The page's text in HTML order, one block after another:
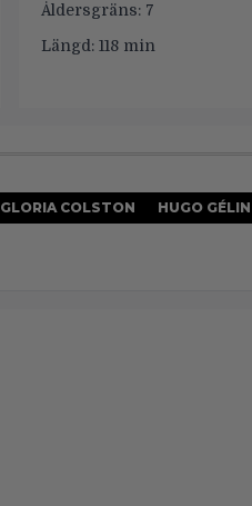
Åldersgräns: 7
Längd: 118 min
GLORIA COLSTON
HUGO GÉLIN